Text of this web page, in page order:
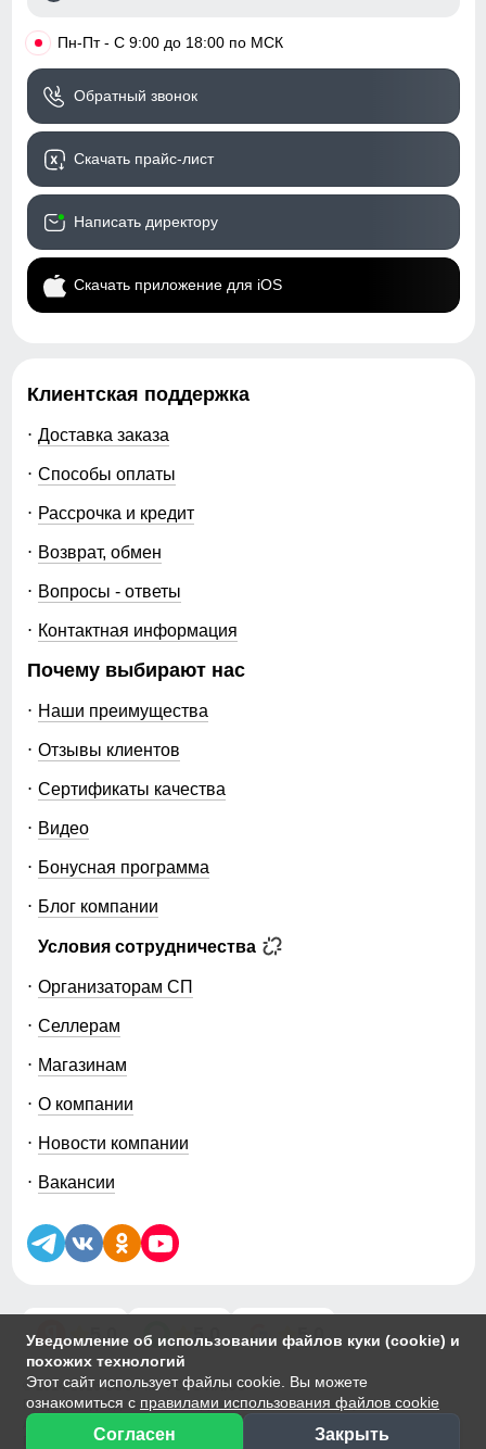
Уведомление об использовании файлов куки (cookie) и
похожих технологий
Этот сайт использует файлы cookie. Вы можете
ознакомиться с правилами использования файлов cookie
Согласен Закрыть
Сортировка Фильтры
• Пн-Пт - С 9:00 до 18:00 по МСК
Обратный звонок
Скачать прайс-лист
Написать директору
Скачать приложение для iOS
Клиентская поддержка
Доставка заказа
Способы оплаты
Рассрочка и кредит
Возврат, обмен
Вопросы - ответы
Контактная информация
Почему выбирают нас
Наши преимущества
Отзывы клиентов
Сертификаты качества
Видео
Бонусная программа
Блог компании
Условия сотрудничества
Организаторам СП
Селлерам
Магазинам
О компании
Новости компании
Вакансии
5.0 5.0 5.0
© 2014-2026 ООО «МТФОРС ПЛЮС»
Продажа одежды мелким и крупным оптом в Москве, ул. Чагинская,
д.3Б, стр.1
Публичная оферта|Персональные данные Политика Cookie